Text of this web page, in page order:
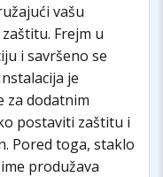
vašu
Frejm u
i savršeno se
je
za dodatnim
postaviti zaštitu i
Pored toga, staklo
produžava